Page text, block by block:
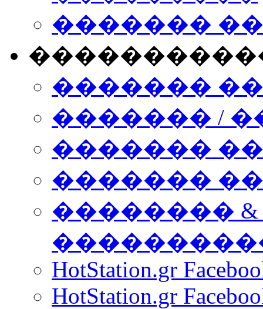
�������
�������
������� /
�������
������� ���
��������
HotStation.gr
HotStation.gr